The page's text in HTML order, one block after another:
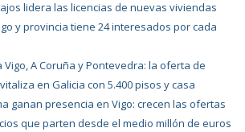
lidera las licencias de nuevas viviendas
y provincia tiene 24 interesados por cada
A Coruña y Pontevedra: la oferta de
en Galicia con 5.400 pisos y casa
ganan presencia en Vigo: crecen las ofertas
que parten desde el medio millón de euros